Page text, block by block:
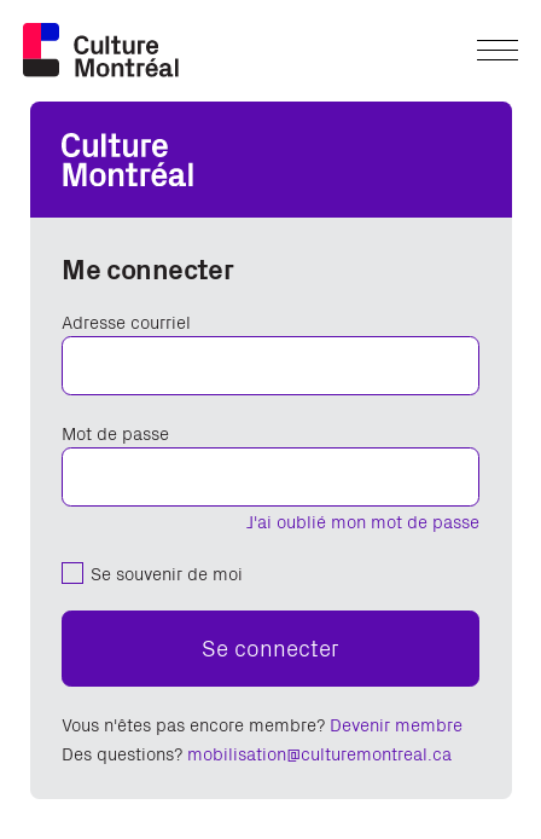
Me connecter
Adresse courriel
J'ai oublié mon mot de passe
Mot de passe
Se souvenir de moi
Se connecter
Vous n'êtes pas encore membre? Devenir membre
Des questions? mobilisation@culturemontreal.ca